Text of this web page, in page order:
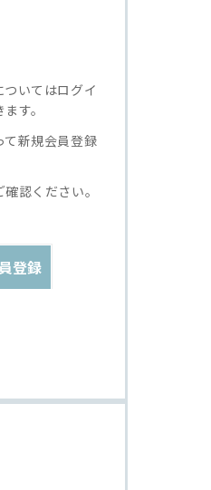
いてはログイ
す。
新規会員登録
認ください。
登録